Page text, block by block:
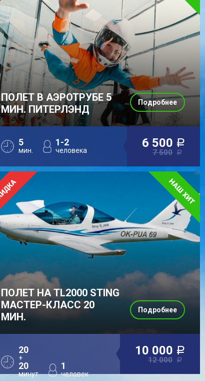
ПОЛЕТ В АЭРОТРУБЕ 5
МИН. ПИТЕРЛЭНД
5
мин.
1-2
человека
6 500 a
7 500 a
Подробнее
ПОЛЕТ НА TL2000 STING
МАСТЕР-КЛАСС 20
МИН.
20
+
20
минут
1
человек
10 000 a
12 000 a
Подробнее